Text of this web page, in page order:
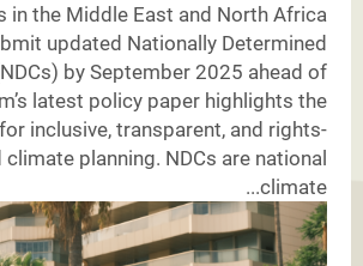
in the Middle East and North Africa
updated Nationally Determined
by September 2025 ahead of
latest policy paper highlights the
inclusive, transparent, and rights-
climate planning. NDCs are national
climate...